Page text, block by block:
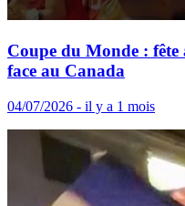
Coupe du Monde :
face au Canada
04/07/2026 - il y a 1 mois